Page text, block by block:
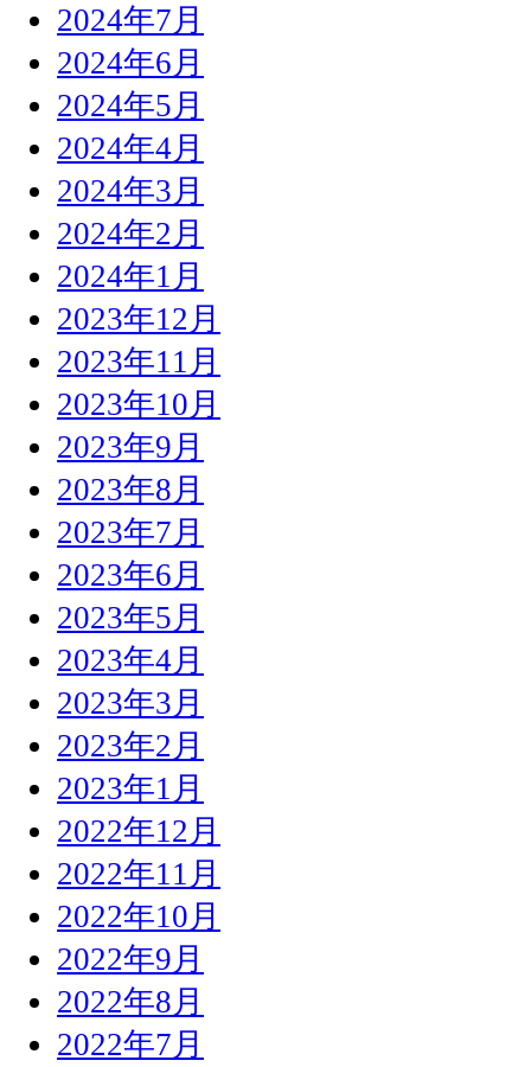
2024年7月
2024年6月
2024年5月
2024年4月
2024年3月
2024年2月
2024年1月
2023年12月
2023年11月
2023年10月
2023年9月
2023年8月
2023年7月
2023年6月
2023年5月
2023年4月
2023年3月
2023年2月
2023年1月
2022年12月
2022年11月
2022年10月
2022年9月
2022年8月
2022年7月